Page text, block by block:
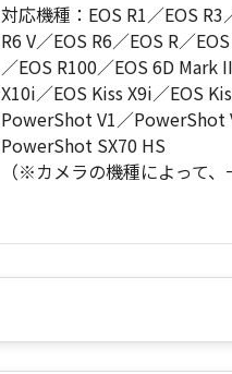
対応機種：EOS R1／EOS
R6 V／EOS R6／EOS R／
／EOS R100／EOS 6D Mark
X10i／EOS Kiss X9i／EOS
PowerShot V1／PowerShot
PowerShot SX70 HS
（※カメラの機種によって